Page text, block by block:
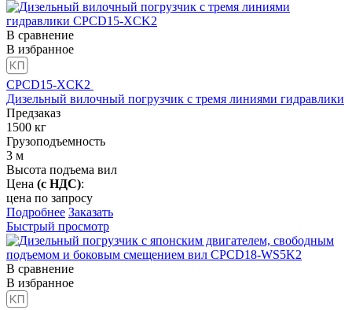
В сравнение
В избранное
CPCD15-XCK2
Дизельный вилочный погрузчик с тремя линиями гидравлики
Предзаказ
1500 кг
Грузоподъемность
3 м
Высота подъема вил
Цена (с НДС):
цена по запросу
Подробнее Заказать
Быстрый просмотр
В сравнение
В избранное